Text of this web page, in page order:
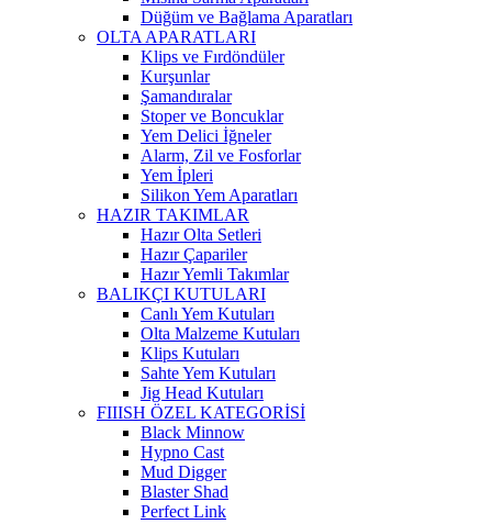
Düğüm ve Bağlama Aparatları
OLTA APARATLARI
Klips ve Fırdöndüler
Kurşunlar
Şamandıralar
Stoper ve Boncuklar
Yem Delici İğneler
Alarm, Zil ve Fosforlar
Yem İpleri
Silikon Yem Aparatları
HAZIR TAKIMLAR
Hazır Olta Setleri
Hazır Çapariler
Hazır Yemli Takımlar
BALIKÇI KUTULARI
Canlı Yem Kutuları
Olta Malzeme Kutuları
Klips Kutuları
Sahte Yem Kutuları
Jig Head Kutuları
FIIISH ÖZEL KATEGORİSİ
Black Minnow
Hypno Cast
Mud Digger
Blaster Shad
Perfect Link